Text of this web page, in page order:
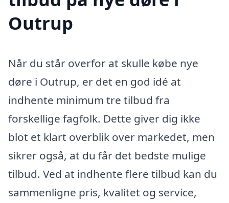
Outrup
Når du står overfor at skulle købe nye
døre i Outrup, er det en god idé at
indhente minimum tre tilbud fra
forskellige fagfolk. Dette giver dig ikke
blot et klart overblik over markedet, men
sikrer også, at du får det bedste mulige
tilbud. Ved at indhente flere tilbud kan du
sammenligne pris, kvalitet og service,